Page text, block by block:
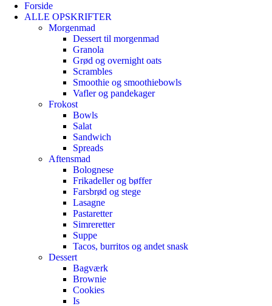
Forside
ALLE OPSKRIFTER
Morgenmad
Dessert til morgenmad
Granola
Grød og overnight oats
Scrambles
Smoothie og smoothiebowls
Vafler og pandekager
Frokost
Bowls
Salat
Sandwich
Spreads
Aftensmad
Bolognese
Frikadeller og bøffer
Farsbrød og stege
Lasagne
Pastaretter
Simreretter
Suppe
Tacos, burritos og andet snask
Dessert
Bagværk
Brownie
Cookies
Is